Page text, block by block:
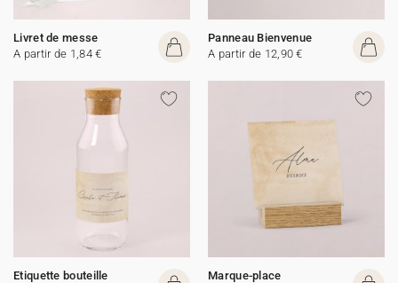
Livret de messe
A partir de 1,84 €
Panneau Bienvenue
A partir de 12,90 €
Etiquette bouteille
Marque-place